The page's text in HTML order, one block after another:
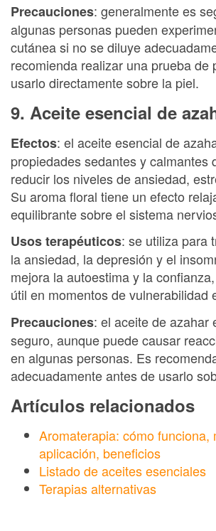
Precauciones: generalmente es
algunas personas pueden
cutánea si no se diluye
recomienda realizar una prueba de
usarlo directamente sobre la piel.
9. Aceite esencial de
Efectos: el aceite esencial de
propiedades sedantes y calmantes
reducir los niveles de ansiedad,
Su aroma floral tiene un efecto
equilibrante sobre el sistema
Usos terapéuticos: se utiliza para
la ansiedad, la depresión y el
mejora la autoestima y la
útil en momentos de vulnerabilidad
Precauciones: el aceite de azahar
seguro, aunque puede causar
en algunas personas. Es
adecuadamente antes de usarlo
Artículos relacionados
Aromaterapia: cómo funciona,
aplicación, beneficios
Listado de aceites esenciales
Terapias alternativas